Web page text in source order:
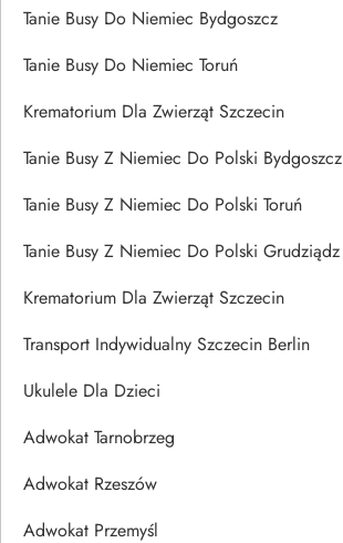
Tanie Busy Do Niemiec Bydgoszcz
Tanie Busy Do Niemiec Toruń
Krematorium Dla Zwierząt Szczecin
Tanie Busy Z Niemiec Do Polski Bydgoszcz
Tanie Busy Z Niemiec Do Polski Toruń
Tanie Busy Z Niemiec Do Polski Grudziądz
Krematorium Dla Zwierząt Szczecin
Transport Indywidualny Szczecin Berlin
Ukulele Dla Dzieci
Adwokat Tarnobrzeg
Adwokat Rzeszów
Adwokat Przemyśl